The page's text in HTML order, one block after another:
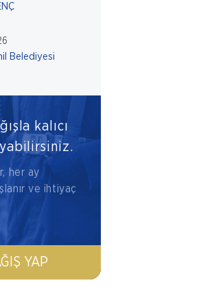
Belediyesi
kalıcı
her ay
ve ihtiyaç
YAP